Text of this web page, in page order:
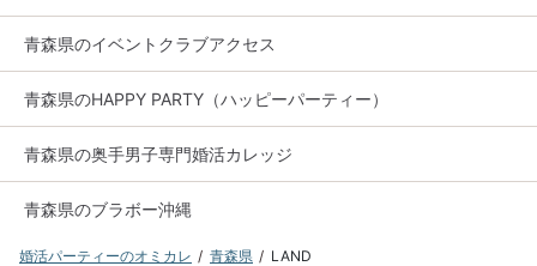
青森県のイベントクラブアクセス
青森県のHAPPY PARTY（ハッピーパーティー）
青森県の奥手男子専門婚活カレッジ
青森県のブラボー沖縄
婚活パーティーのオミカレ 青森県 LAND